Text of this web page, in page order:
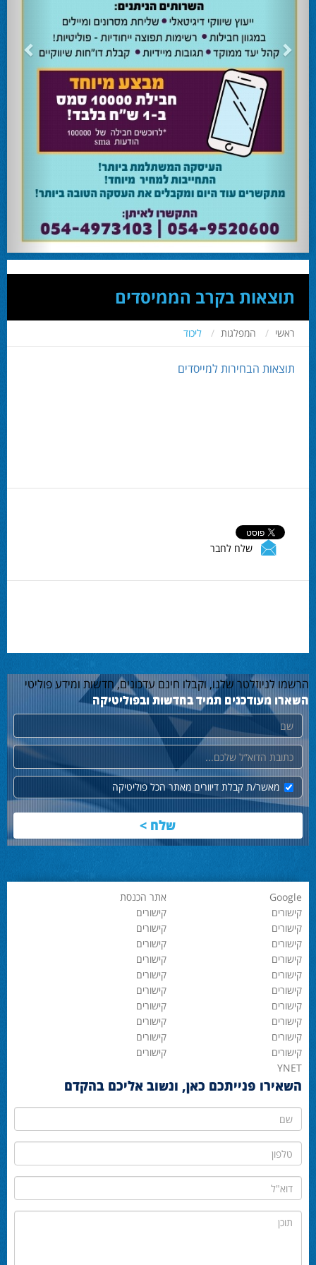
השרה מירי רגב קוראת לבוא ולהצביע ולהשפיע 24.02.24
השרה מירי רגב קוראת לבוא ולהצביע ולהשפיע בבחירות המוניציפליות שיתקיימו ביום
אוהד שגב הפסיד בעכו
עמיחי בן שלוש מקורבו של השר ניר ברקת ניצח את הבחירות בעכו ויכהן כראש העיר.
מחל זכתה במנדט אחד בבאר שבע
עו''ד אמנון כהן שעומד בראש רשימת מחל למועצת העיר זכה במנדט אחד ואילו שמעון
בוקר שהתמודד אף הוא למועצה לא הצליח להיבחר.
המשבר בליכוד העולמי 23.10.24
האם ההסכם של מיקי זוהר מחזק את הימין או השמאל? האם ההסכם חוקי או לא?שמירה
או הדחה? ומה יחליט בעתיד המרכז? עוד שנה בחירות בליכוד העולמי . הכל במגזין
המלא - עמ' 4.
תוצאות בקרב הממיסדים
ראשי המפלגות ליכוד
תוצאות הבחירות למייסדים
שלח לחבר
הרשמו לניוזלטר שלנו, וקבלו חינם עדכונים, חדשות ומידע פוליטי
השארו מעודכנים תמיד בחדשות ובפוליטיקה
שם
דוא"ל
מאשר/ת קבלת דיוורים מאתר הכל פוליטיקה
Google אתר הכנסת
YNET
קישורים קישורים
קישורים קישורים
קישורים קישורים
קישורים קישורים
קישורים קישורים
קישורים קישורים
קישורים קישורים
קישורים קישורים
קישורים קישורים
קישורים קישורים
השאירו פנייתכם כאן, ונשוב אליכם בהקדם
שם
טלפון
דוא"ל
תוכן